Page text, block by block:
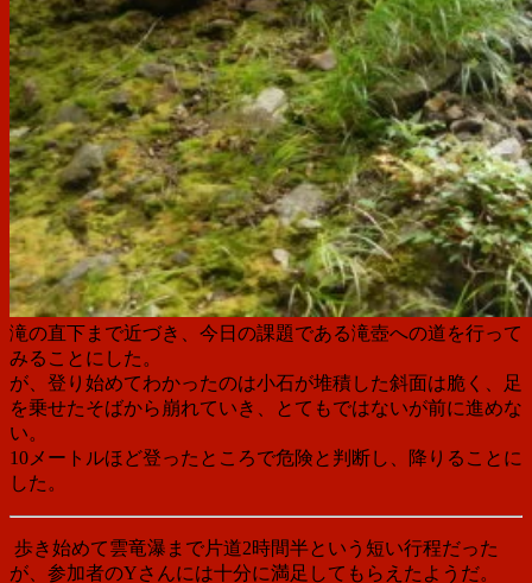
滝の直下まで近づき、今日の課題である滝壺への道を行って
みることにした。
が、登り始めてわかったのは小石が堆積した斜面は脆く、足
を乗せたそばから崩れていき、とてもではないが前に進めな
い。
10メートルほど登ったところで危険と判断し、降りることに
した。
歩き始めて雲竜瀑まで片道2時間半という短い行程だった
が、参加者のYさんには十分に満足してもらえたようだ。